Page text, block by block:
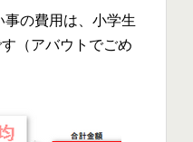
事の費用は、小学生
（アバウトでごめ